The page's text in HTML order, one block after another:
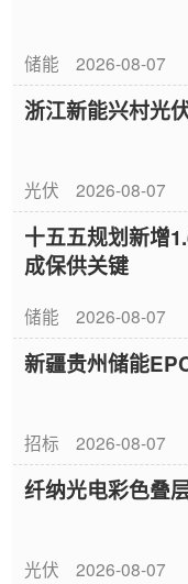
储能 2026-08-07
浙江新能兴村光
光伏 2026-08-07
十五五规划新增
成保供关键
储能 2026-08-07
新疆贵州储能
招标 2026-08-07
纤纳光电彩色叠
光伏 2026-08-07